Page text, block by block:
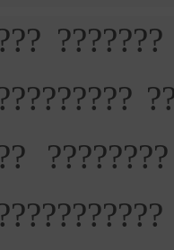
??
?????????
???
???????